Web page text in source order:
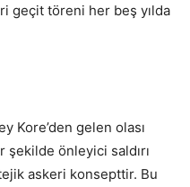
geçit töreni her beş yılda
Kore’den gelen olası
şekilde önleyici saldırı
askeri konsepttir. Bu